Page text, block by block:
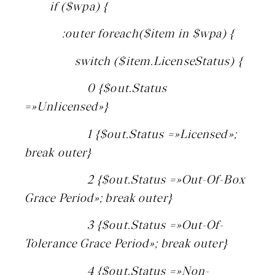
if ($wpa) {
:outer foreach($item in $wpa) {
switch ($item.LicenseStatus) {
0 {$out.Status
=»Unlicensed»}
1 {$out.Status =»Licensed»;
break outer}
2 {$out.Status =»Out-Of-Box
Grace Period»; break outer}
3 {$out.Status =»Out-Of-
Tolerance Grace Period»; break outer}
4 {$out.Status =»Non-